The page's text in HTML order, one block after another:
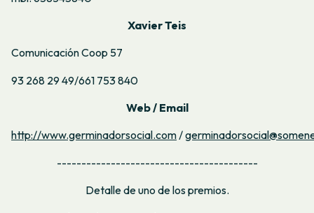
Xavier Teis
Comunicación Coop 57
93 268 29 49/661 753 840
Web / Email
http://www.germinadorsocial.com/
-----------------------------------------
Detalle de uno de los premios.